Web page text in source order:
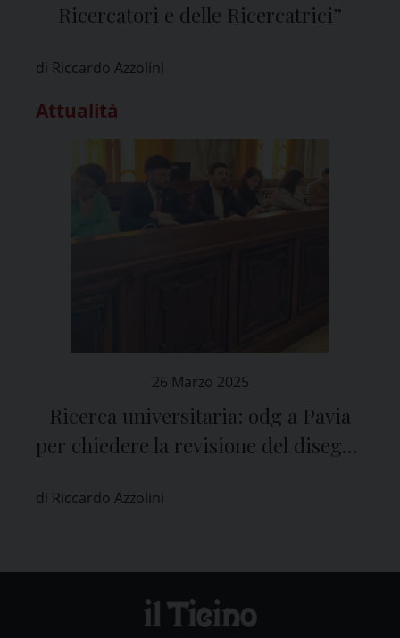
Ricercatori e delle Ricercatrici”
di Riccardo Azzolini
Attualità
26 Marzo 2025
Ricerca universitaria: odg a Pavia
per chiedere la revisione del disegno
di Riccardo Azzolini